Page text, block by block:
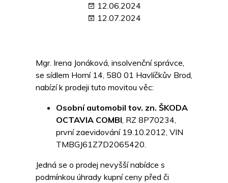
12.06.2024
12.07.2024
Mgr. Irena Jonáková, insolvenční správce,
se sídlem Horní 14, 580 01 Havlíčkův Brod,
nabízí k prodeji tuto movitou věc:
Osobní automobil tov. zn. ŠKODA
OCTAVIA COMBI, RZ 8P70234,
první zaevidování 19.10.2012, VIN
TMBGJ61Z7D2065420.
Jedná se o prodej nevyšší nabídce s
podmínkou úhrady kupní ceny před či